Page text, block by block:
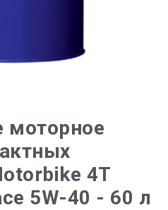
моторное
4T
5W-40 - 60 л